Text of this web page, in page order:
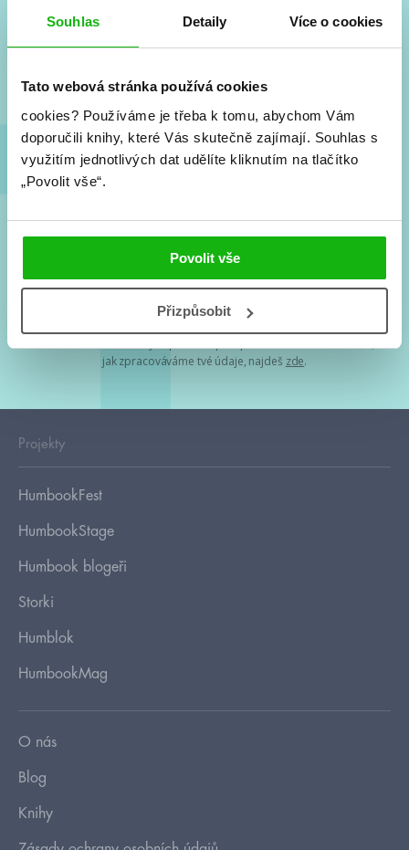
Souhlas Detaily Více o cookies
Tato webová stránka používá cookies
cookies? Používáme je třeba k tomu, abychom Vám
doporučili knihy, které Vás skutečně zajímají. Souhlas s
využitím jednotlivých dat udělíte kliknutím na tlačítko
„Povolit vše“.
Povolit vše
Přizpůsobit
Vše kolem #youngadult každý měsíc rovnou do mailu!
a seriálové adaptace a další.
Souhlasím spodmínkami zpracování osobních údajů
Tvá e-mailová adresa je u nás v bezpečí. Přečti si
jak zpracováváme tvé údaje, najdeš zde.
Projekty
HumbookFest
HumbookStage
Humbook blogeři
Storki
Humblok
HumbookMag
O nás
Blog
Knihy